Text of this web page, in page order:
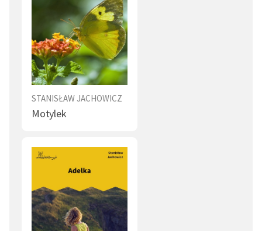
STANISŁAW JACHOWICZ
Motylek